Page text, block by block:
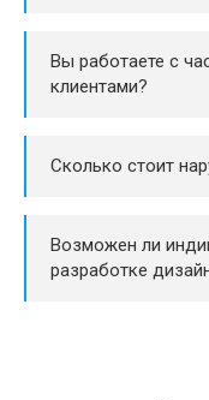
Вы работаете с
клиентами?
Сколько стоит
Возможен ли
разработке